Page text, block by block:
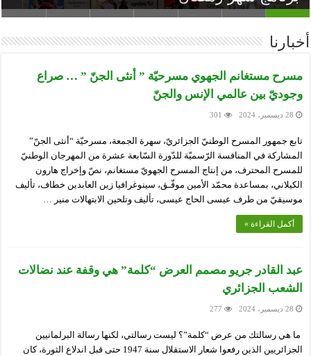
أخبارنا
مسرح مستغانم الجهوي مسرحيّة ” أنثى الجنّ ” … صراع
وجوديّ بين عالمي الإنس والجنّ
28 ديسمبر، 2024 301
تابع جمهور المسرح الوطنيّ الجزائريّ، سهرة الجمعة، مسرحيّة “أنثى الجنّ”
المشاركة في المنافسة الرّسميّة للدّورة السّابعة عشرة من المهرجان الوطنيّ
للمسرح المحترف، من إنتاج المسرح الجهويّ مستغانم، نصّ وإخراج هارون
الكيلاني، بمساعدة محمّد الأمين موفّـق، سينوغرافيا زين العابدين خطاف، تأليف
موسيقيّ من طرف عيسى الحاج عيسى، تأليف وتلحين الابتهالات منير …
أكمل القراءة »
عبد القادر جريو مصمم العرض “كلمة” هي وقفة عند نضالات
الشعب الجزائري
28 ديسمبر، 2024 277
ما هي رسالتك من عرض “كلمة”؟ ليست رسالتي، لكنها رسالة البرلمانيين
الجزائريين الذين رفعوا شعار الاستقلال سنة 1947 حتى قبل اندلاع الثورة، كان